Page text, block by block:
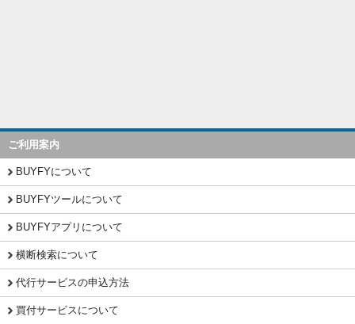
ご利用案内
BUYFYについて
BUYFYツールについて
BUYFYアプリについて
横断検索について
代行サービスの申込方法
買付サービスについて